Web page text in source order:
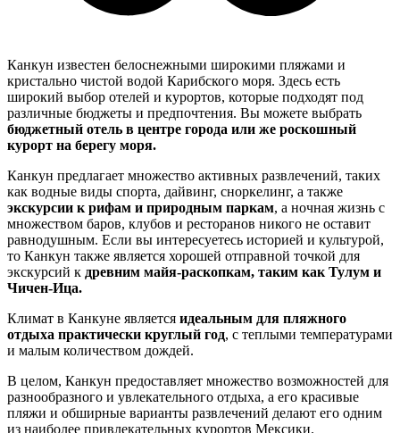
Канкун известен белоснежными широкими пляжами и
кристально чистой водой Карибского моря. Здесь есть
широкий выбор отелей и курортов, которые подходят под
различные бюджеты и предпочтения. Вы можете выбрать
бюджетный отель в центре города или же роскошный
курорт на берегу моря.
Канкун предлагает множество активных развлечений, таких
как водные виды спорта, дайвинг, сноркелинг, а также
экскурсии к рифам и природным паркам, а ночная жизнь с
множеством баров, клубов и ресторанов никого не оставит
равнодушным. Если вы интересуетесь историей и культурой,
то Канкун также является хорошей отправной точкой для
экскурсий к древним майя-раскопкам, таким как Тулум и
Чичен-Ица.
Климат в Канкуне является идеальным для пляжного
отдыха практически круглый год, с теплыми температурами
и малым количеством дождей.
В целом, Канкун предоставляет множество возможностей для
разнообразного и увлекательного отдыха, а его красивые
пляжи и обширные варианты развлечений делают его одним
из наиболее привлекательных курортов Мексики.